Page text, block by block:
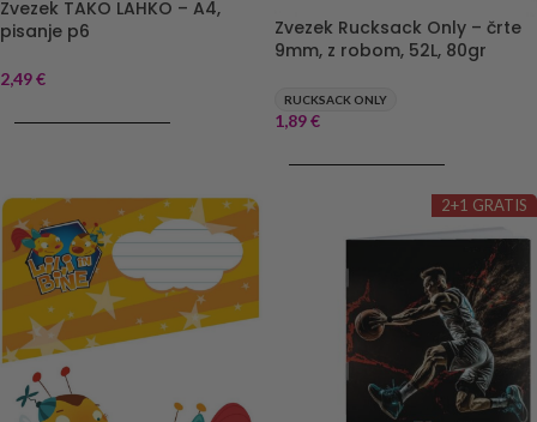
Zvezek TAKO LAHKO – A4,
pisanje p6
2,49€
Zvezek Rucksack Only – črte
9mm, z robom, 52L, 80gr
RUCKSACK ONLY
1,89€
2+1 GRATIS